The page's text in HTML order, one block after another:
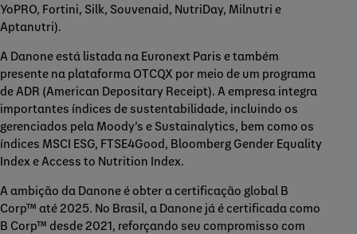
YoPRO, Fortini, Silk, Souvenaid, NutriDay, Milnutri e
Aptanutri).
A Danone está listada na Euronext Paris e também
presente na plataforma OTCQX por meio de um programa
de ADR (American Depositary Receipt). A empresa integra
importantes índices de sustentabilidade, incluindo os
gerenciados pela Moody’s e Sustainalytics, bem como os
índices MSCI ESG, FTSE4Good, Bloomberg Gender Equality
Index e Access to Nutrition Index.
A ambição da Danone é obter a certificação global B
Corp™ até 2025. No Brasil, a Danone já é certificada como
B Corp™ desde 2021, reforçando seu compromisso com